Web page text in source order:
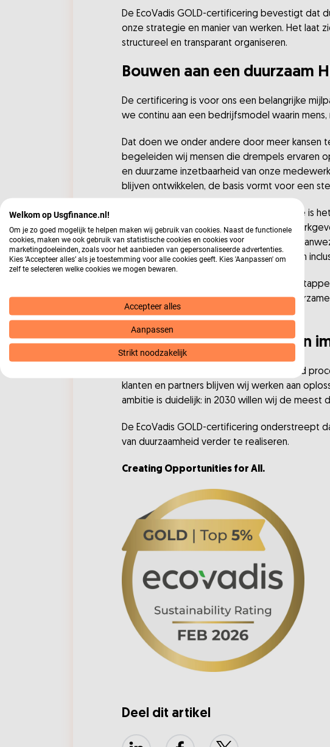
De EcoVadis GOLD-certificering bevestigt dat
onze strategie en manier van werken. Het laat
structureel en transparant organiseren.
Bouwen aan een duurzaam
De certificering is voor ons een belangrijke
we continu aan een bedrijfsmodel waarin mens,
Dat doen we onder andere door meer kansen
begeleiden wij mensen die drempels ervaren
en duurzame inzetbaarheid van onze
blijven ontwikkelen, de basis vormt voor een
Een belangrijk speerpunt voor USG Finance is
arbeidsmarkt. In samenwerking met de
Daarnaast zijn onze recruiters regelmatig
organisaties bij elkaar en dragen we bij aan
Ook op het gebied van milieu zetten wij
verminderen van CO₂-uitstoot, het
van werken.
Samen blijven bouwen aan
Voor ons is duurzaamheid een doorlopend
klanten en partners blijven wij werken aan
ambitie is duidelijk: in 2030 willen wij de meest
De EcoVadis GOLD-certificering
van duurzaamheid verder te realiseren.
Creating Opportunities for All.
Deel dit artikel
Welkom op Usgfinance.nl!
Om je zo goed mogelijk te helpen maken wij gebruik van cookies. Naast de functionele
cookies, maken we ook gebruik van statistische cookies en cookies voor
marketingdoeleinden, zoals voor het aanbieden van gepersonaliseerde advertenties.
Kies ‘Accepteer alles’ als je toestemming voor alle cookies geeft. Kies 'Aanpassen' om
zelf te selecteren welke cookies we mogen bewaren.
Accepteer alles
Aanpassen
Strikt noodzakelijk